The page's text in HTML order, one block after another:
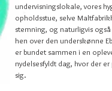
undervisningslokale, vores
opholdsstue, selve
stemning, og naturligvis
hen over den underskønne
er bundet sammen i en
nydelsesfyldt dag, hvor der
sig.